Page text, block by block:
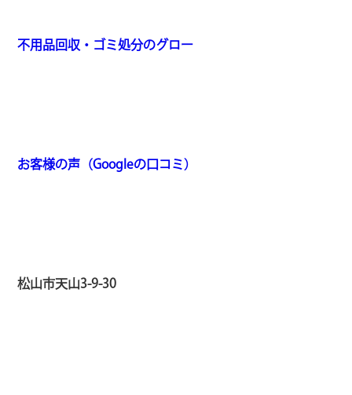
不用品回収・ゴミ処分のグロー
お客様の声（Googleの口コミ）
松山市天山3-9-30